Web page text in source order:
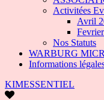
Activitées
Avril
Nos Statuts
WARBURG
Informations
KIMESSENTIEL